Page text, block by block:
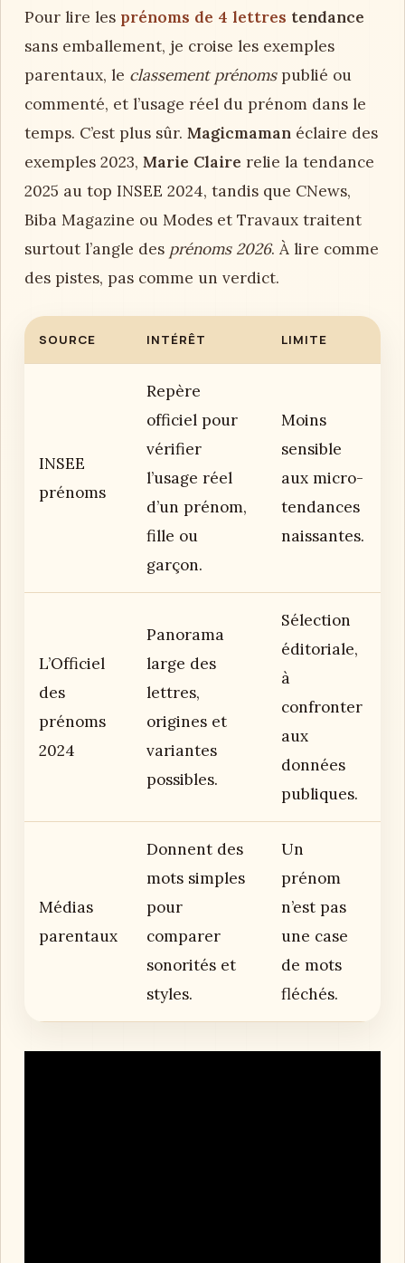
Pour lire les prénoms de 4 lettres tendance
sans emballement, je croise les exemples
parentaux, le classement prénomspublié ou
commenté, et l’usage réel du prénom dans le
temps. C’est plus sûr. Magicmaman éclaire des
exemples 2023, Marie Claire relie la tendance
2025 au top INSEE 2024, tandis que CNews,
Biba Magazine ou Modes et Travaux traitent
surtout l’angle des prénoms 2026. À lire comme
des pistes, pas comme un verdict.
SOURCE INTÉRÊT LIMITE
INSEE
prénoms
Repère
officiel pour
vérifier
l’usage réel
d’un prénom,
fille ou
garçon.
Moins
sensible
aux micro-
tendances
naissantes.
L’Officiel
des
prénoms
2024
Panorama
large des
lettres,
origines et
variantes
possibles.
Sélection
éditoriale,
à
confronter
aux
données
publiques.
Médias
parentaux
Donnent des
mots simples
pour
comparer
sonorités et
styles.
Un
prénom
n’est pas
une case
de mots
fléchés.